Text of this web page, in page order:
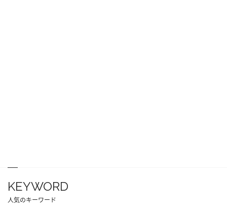
KEYWORD
人気のキーワード